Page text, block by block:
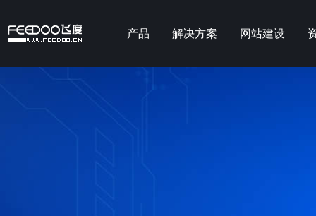
产品 解决方案 网站建设